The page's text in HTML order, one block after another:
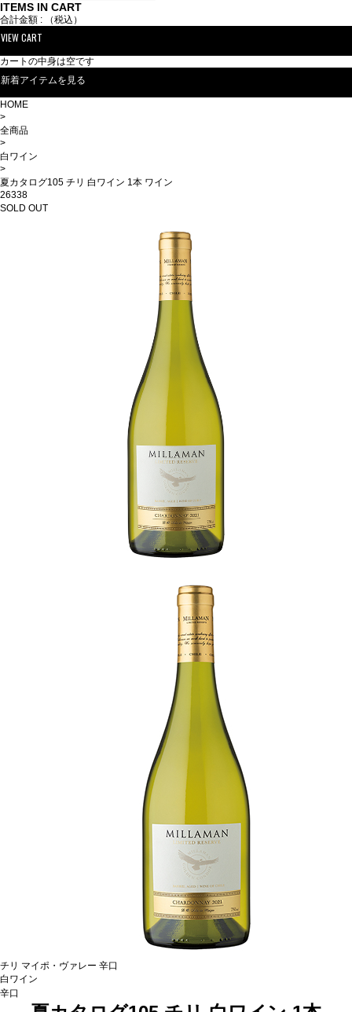
ITEMS IN CART
合計金額 : （税込）
VIEW CART
カートの中身は空です
新着アイテムを見る
HOME
>
全商品
>
白ワイン
>
夏カタログ105 チリ 白ワイン 1本 ワイン
26338
SOLD OUT
チリ マイポ・ヴァレー 辛口
白ワイン
辛口